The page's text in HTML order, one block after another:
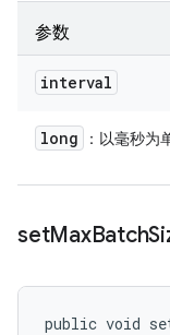
参数
interval
long ：以毫秒为
setMaxBatch
public void